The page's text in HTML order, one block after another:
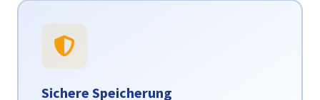
Sichere Speicherung